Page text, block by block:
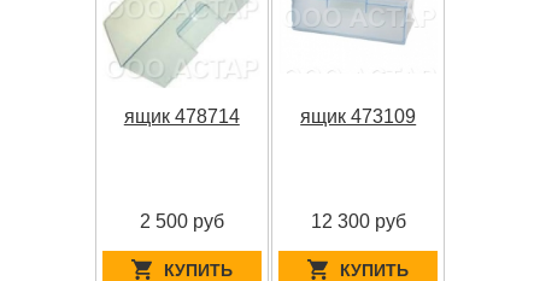
ящик 478714
2 500 руб
КУПИТЬ
ящик 473109
12 300 руб
КУПИТЬ